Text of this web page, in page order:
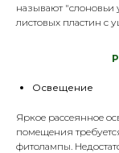
называют "слоновьи
листовых пластин с
Р
Освещение
Яркое рассеянное
помещения
фитолампы .